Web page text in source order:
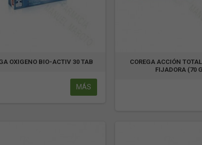
OXIGENO BIO-ACTIV 30 TAB
MÁS
COREGA ACCIÓN
FIJADORA (70